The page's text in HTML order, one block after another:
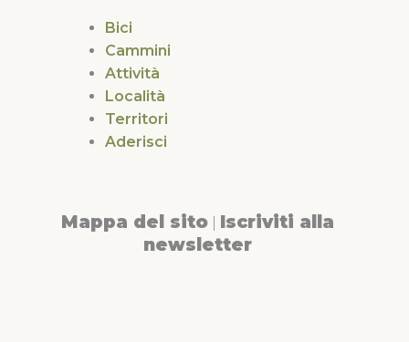
Bici
Cammini
Attività
Località
Territori
Aderisci
Mappa del sito Iscriviti alla
newsletter